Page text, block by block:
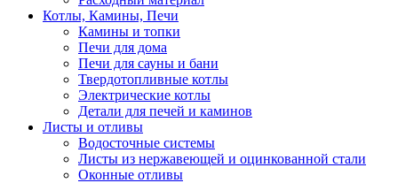
Котлы, Камины, Печи
Камины и топки
Печи для дома
Печи для сауны и бани
Твердотопливные котлы
Электрические котлы
Детали для печей и каминов
Листы и отливы
Водосточные системы
Листы из нержавеющей и оцинкованной стали
Оконные отливы